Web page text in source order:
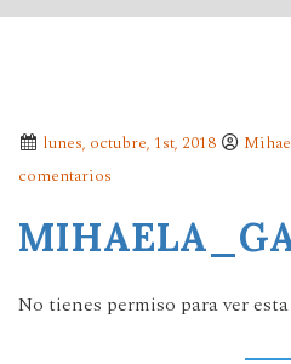
lunes, octubre, 1st, 2018
comentarios
No tienes permiso para ver